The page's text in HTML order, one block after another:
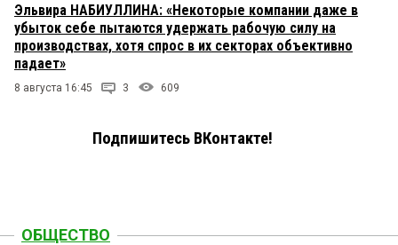
Эльвира НАБИУЛЛИНА: «Некоторые компании даже в
убыток себе пытаются удержать рабочую силу на
производствах, хотя спрос в их секторах объективно
падает»
8 августа 16:45 3 609
Подпишитесь ВКонтакте!
ОБЩЕСТВО